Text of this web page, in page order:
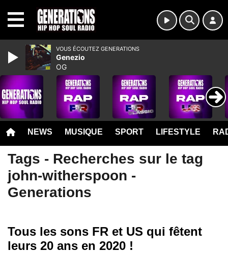
NEWS MUSIQUE SPORT LIFESTYLE
Tags - Recherches sur le tag
john-witherspoon -
Generations
Tous les sons FR et US qui fêtent
leurs 20 ans en 2020 !
VOUS ÉCOUTEZ GENERATIONS
Genezio
OG